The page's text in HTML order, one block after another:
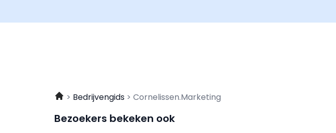
Bedrijvengids Cornelissen.Marketing
Bezoekers bekeken ook